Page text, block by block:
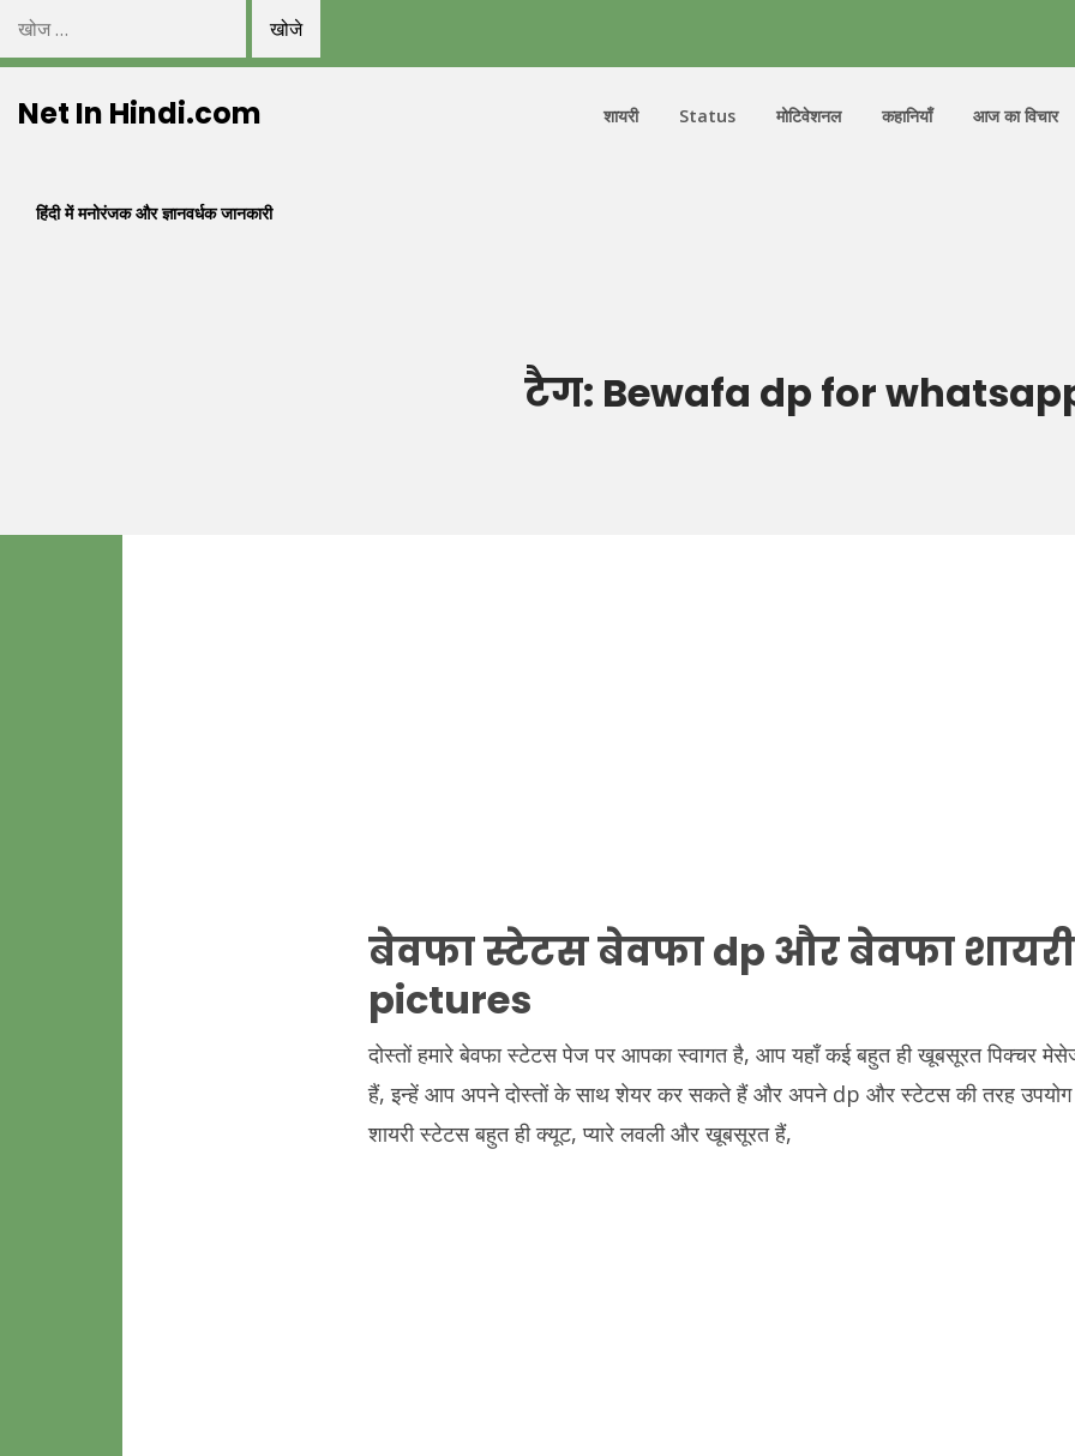
निम्न
को
खोजें:
toNet In Hindi.com
हिंदी में मनोरंजक और ज्ञानवर्धक जानकारी
शायरी Status मोटिवेशनल कहानियाँ आज का विचार
टैग: Bewafa dp for
बेवफा स्टेटस बेवफा dp और बेवफा शायरी
pictures
दोस्तों हमारे बेवफा स्टेटस पेज पर आपका स्वागत है, आप यहाँ कई बहुत ही खूबसूरत पिक्चर
हैं, इन्हें आप अपने दोस्तों के साथ शेयर कर सकते हैं और अपने dp और स्टेटस की तरह उपयोग
शायरी स्टेटस बहुत ही क्यूट, प्यारे लवली और खूबसूरत हैं,